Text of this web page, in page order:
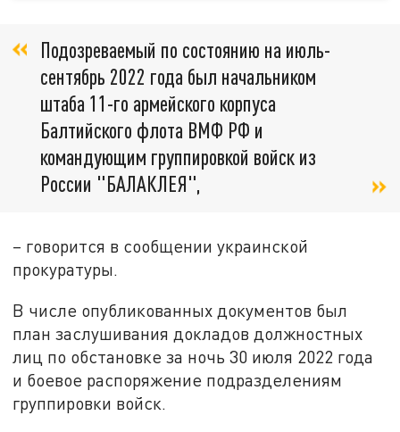
Подозреваемый по состоянию на июль-
сентябрь 2022 года был начальником
штаба 11-го армейского корпуса
Балтийского флота ВМФ РФ и
командующим группировкой войск из
России "БАЛАКЛЕЯ",
– говорится в сообщении украинской
прокуратуры.
В числе опубликованных документов был
план заслушивания докладов должностных
лиц по обстановке за ночь 30 июля 2022 года
и боевое распоряжение подразделениям
группировки войск.